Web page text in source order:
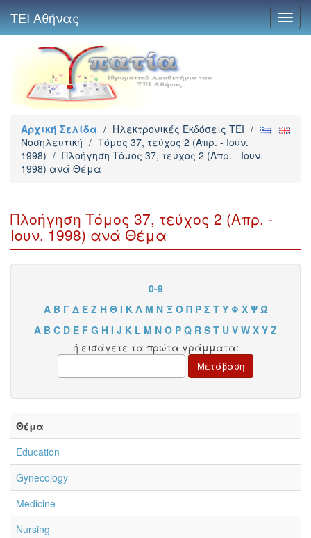
ΤΕΙ Αθήνας
Αρχική Σελίδα / Ηλεκτρονικές Εκδόσεις TEI /
Νοσηλευτική / Τόμος 37, τεύχος 2 (Απρ. - Ιουν.
1998) / Πλοήγηση Τόμος 37, τεύχος 2 (Απρ. - Ιουν.
1998) ανά Θέμα
Πλοήγηση Τόμος 37, τεύχος 2 (Απρ. -
Ιουν. 1998) ανά Θέμα
0-9
Α Β Γ Δ Ε Ζ Η Θ Ι Κ Λ Μ Ν Ξ Ο Π Ρ Σ Τ Υ Φ Χ Ψ Ω
A B C D E F G H I J K L M N O P Q R S T U V W X Y Z
ή εισάγετε τα πρώτα γράμματα:
Θέμα
Education
Gynecology
Medicine
Nursing